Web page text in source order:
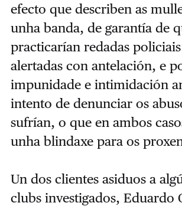
efecto que describen as
unha banda, de garantía de
practicarían redadas
alertadas con antelación, e
impunidade e intimidación
intento de denunciar os
sufrían, o que en ambos
unha blindaxe para os
Un dos clientes asiduos a
clubs investigados, Eduardo